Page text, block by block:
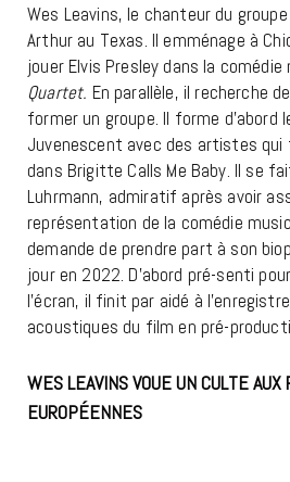
Wes Leavins, le chanteur du
Arthur au Texas. Il emménage à
jouer Elvis Presley dans la comédie
Quartet. En parallèle, il recherche
former un groupe. Il forme d’abord
Juvenescent avec des artistes
dans Brigitte Calls Me Baby. Il se
Luhrmann, admiratif après avoir
représentation de la comédie
demande de prendre part à son
jour en 2022. D’abord pré-senti
l’écran, il finit par aidé à
acoustiques du film en pré-
WES LEAVINS VOUE UN CULTE
EUROPÉENNES